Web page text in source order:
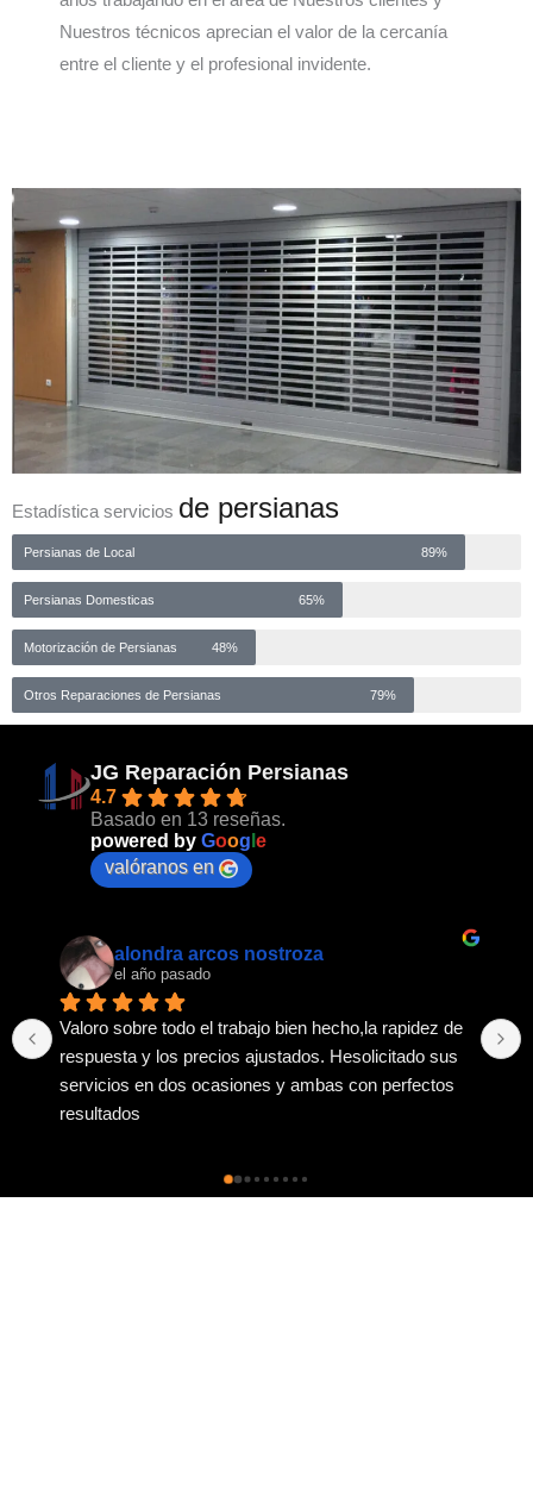
Nuestros técnicos aprecian el valor de la cercanía
entre el cliente y el profesional invidente.
Estadística servicios de persianas
Persianas de Local 89%
Persianas Domesticas 65%
Motorización de Persianas 48%
Otros Reparaciones de Persianas 79%
JG Reparación Persianas
4.7
Basado en 13 reseñas.
powered by Goog e
valóranos en
Itzel De jesus
el año pasado
Vinieron previamente a valorar y hacer un
presupuesto. Muy profesionales, rápidos, atentos,
puntuales y educados